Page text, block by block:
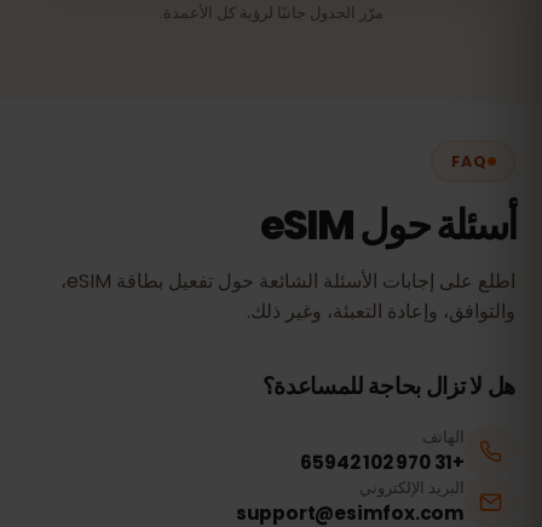
مرّر الجدول جانبًا لرؤية كل الأعمدة.
FAQ
أسئلة حول eSIM
اطلع على إجابات الأسئلة الشائعة حول تفعيل بطاقة eSIM،
والتوافق، وإعادة التعبئة، وغير ذلك.
هل لا تزال بحاجة للمساعدة؟
الهاتف
+31 970 102 65942
البريد الإلكتروني
support@esimfox.com